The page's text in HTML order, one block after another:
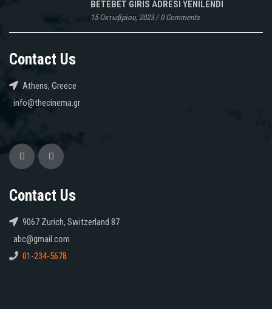
BETEBET GIRIS ADRESI YENILENDI
15 Οκτωβρίου, 2023/0 Comments
Contact Us
Athens, Greece
info@thecinema.gr
Contact Us
9067 Zurich, Switzerland 87
abc@gmail.com
01-234-5678